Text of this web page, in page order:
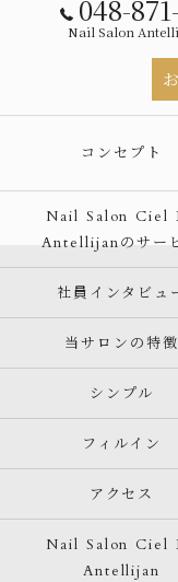
048-
Nail Salon
コンセプト
Nail Salon Ciel
Antellijanのサー
社員インタビュ
当サロンの特徴
シンプル
フィルイン
アクセス
Nail Salon Ciel
Antellijan